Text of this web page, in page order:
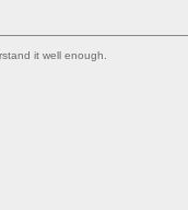
it well enough.